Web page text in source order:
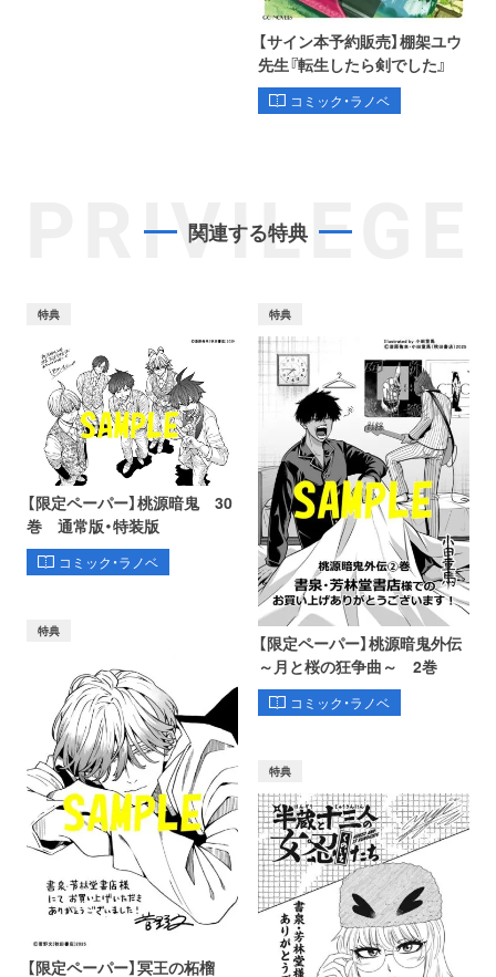
【サイン本予約販売】棚架ユウ
先生『転生したら剣でした』
コミック・ラノベ
PRIVILEGE
関連する特典
特典
【限定ペーパー】桃源暗鬼 30
巻 通常版・特装版
コミック・ラノベ
特典
【限定ペーパー】桃源暗鬼外伝
～月と桜の狂争曲～ 2巻
コミック・ラノベ
特典
【限定ペーパー】冥王の柘榴
特典